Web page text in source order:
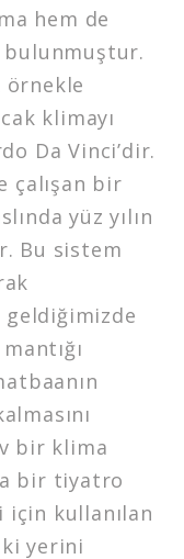
hem de
klimayı
Da Vinci’dir.
çalışan bir
yüz yılın
Bu sistem
geldiğimizde
bir klima
bir tiyatro
kullanılan
yerini